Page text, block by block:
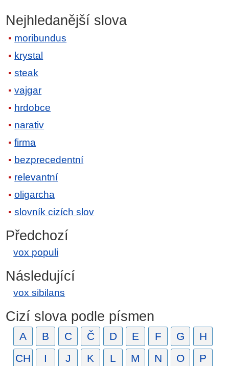
Nejhledanější slova
moribundus
krystal
steak
vajgar
hrdobce
narativ
firma
bezprecedentní
relevantní
oligarcha
slovník cizích slov
Předchozí
vox populi
Následující
vox sibilans
Cizí slova podle písmen
A B C Č D E F G
H
CH
I J K L M N O P